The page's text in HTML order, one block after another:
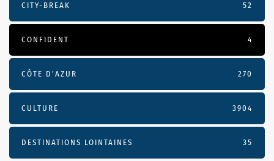
CITY-BREAK 52
CONFIDENT 4
CÔTE D’AZUR 270
CULTURE 3904
DESTINATIONS LOINTAINES 35